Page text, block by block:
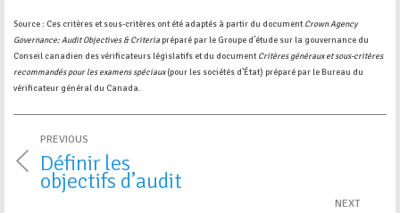
Source : Ces critères et sous-critères ont été adaptés à partir du document Crown Agency
Governance: Audit Objectives & Criteria préparé par le Groupe d’étude sur la gouvernance du
Conseil canadien des vérificateurs législatifs et du document Critères généraux et sous-critères
recommandés pour les examens spéciaux(pour les sociétés d’État) préparé par le Bureau du
vérificateur général du Canada.
PREVIOUS
Définir les
objectifs d’audit
NEXT